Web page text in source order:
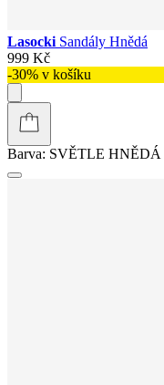
Lasocki Sandály Hnědá
999 Kč
-30% v košíku
Barva: SVĚTLE HNĚDÁ